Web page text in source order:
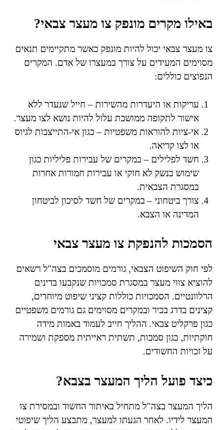
באילו מקרים מונפק צו מעצר צבאי?
צו מעצר צבאי יכול להיות מונפק כאשר מתקיימים תנאים
מסוימים המעידים על צורך במעצרו של אדם. המקרים
הנפוצים כוללים:
עריקות או היעדרות מהשירות – חייל שנעדר ללא
אישור לתקופה ממושכת עלול להיות נושא לצו מעצר.
אי-ציות להוראות משפטיות – כגון אי-התייצבות לגיוס
או לצו קריאה.
חשד לפלילים – במקרים של עבירות פליליות כגון
שימוש בנשק לא חוקי או עבירות חמורות אחרות
במסגרת הצבאית.
צורך ביטחוני – במקרים של חשד לסיכון לביטחון
המדינה או הצבא.
הסמכות להנפקת צו מעצר צבאי
לפי חוק השיפוט הצבאי, גורמים מוסמכים בצה"ל רשאים
להוציא צווי מעצר במסגרת סמכויות שנקבעו בדינים
הרלוונטיים. הסמכויות כוללות קציני שיפוט מיוחדים,
קצינים בדרג בכיר ובמקרים מסוימים גם גורמים משפטיים
כגון פרקליט צבאי. ההליך חייב לעמוד באמות מידה
חוקתיות, כגון סמכות, תשתית ראייתית מספקת ושמירה
על זכויות החשודים.
כיצד פועל הליך המעצר בצבא?
הליך המעצר בצה"ל מתחיל באיתור החשוד ובמסירת צו
המעצר לידיו. לאחר הגעתו למעצר, מתבצע הליך שיפוטי